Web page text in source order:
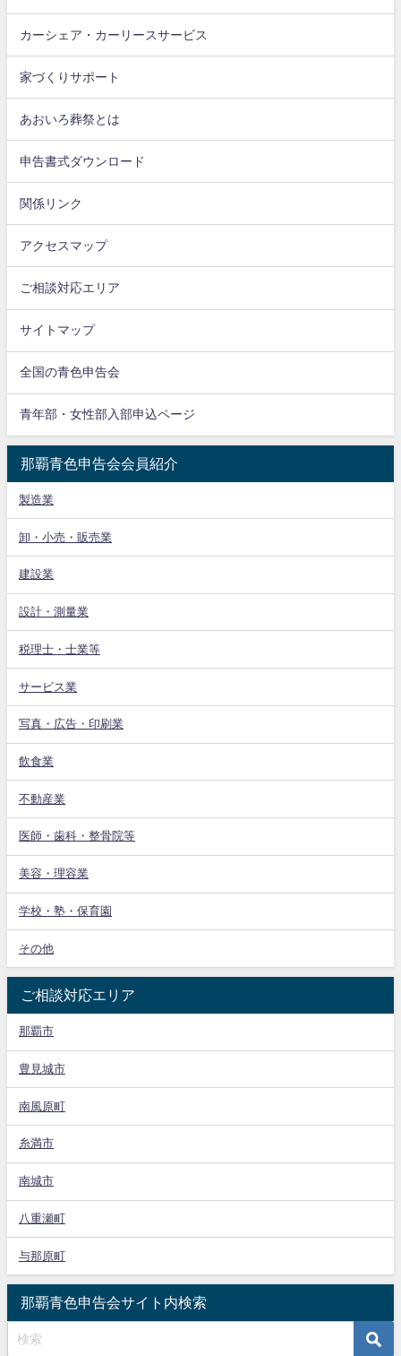
カーシェア・カーリースサービス
家づくりサポート
あおいろ葬祭とは
申告書式ダウンロード
関係リンク
アクセスマップ
ご相談対応エリア
サイトマップ
全国の青色申告会
青年部・女性部入部申込ページ
那覇青色申告会会員紹介
製造業
卸・小売・販売業
建設業
設計・測量業
税理士・士業等
サービス業
写真・広告・印刷業
飲食業
不動産業
医師・歯科・整骨院等
美容・理容業
学校・塾・保育園
その他
ご相談対応エリア
那覇市
豊見城市
南風原町
糸満市
南城市
八重瀬町
与那原町
那覇青色申告会サイト内検索